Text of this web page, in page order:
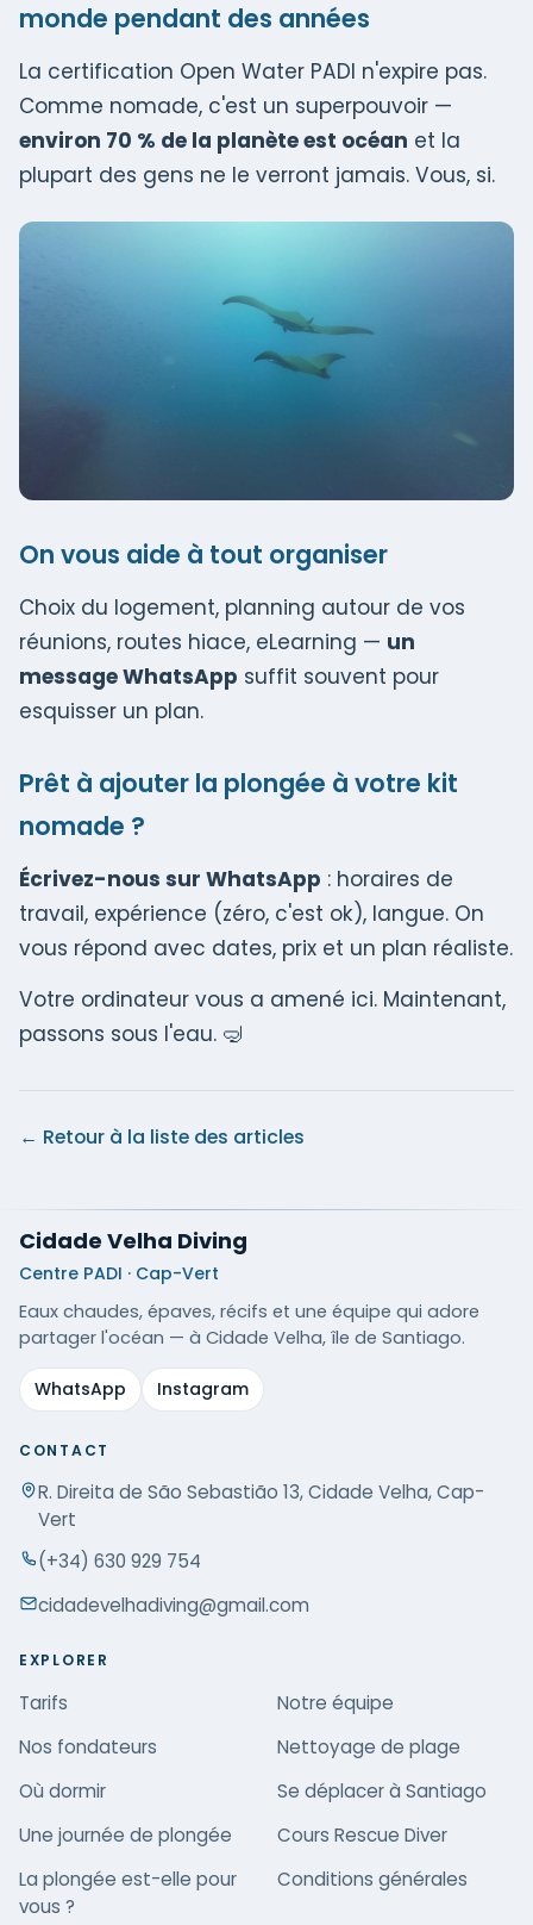
monde pendant des années
La certification Open Water PADI n'expire pas.
Comme nomade, c'est un superpouvoir —
environ 70 % de la planète est océan et la
plupart des gens ne le verront jamais. Vous, si.
On vous aide à tout organiser
Choix du logement, planning autour de vos
réunions, routes hiace, eLearning — un
message WhatsApp suffit souvent pour
esquisser un plan.
Prêt à ajouter la plongée à votre kit
nomade ?
Écrivez-nous sur WhatsApp : horaires de
travail, expérience (zéro, c'est ok), langue. On
vous répond avec dates, prix et un plan réaliste.
Votre ordinateur vous a amené ici. Maintenant,
passons sous l'eau. 🤿
← Retour à la liste des articles
Cidade Velha Diving
Centre PADI · Cap-Vert
Eaux chaudes, épaves, récifs et une équipe qui adore
partager l'océan — à Cidade Velha, île de Santiago.
WhatsApp Instagram
CONTACT
R. Direita de São Sebastião 13, Cidade Velha, Cap-
Vert
(+34) 630 929 754
cidadevelhadiving@gmail.com
EXPLORER
Tarifs
Notre équipe
Nos fondateurs
Nettoyage de plage
Où dormir
Se déplacer à Santiago
Une journée de plongée
Cours Rescue Diver
La plongée est-elle pour
vous ?
Conditions générales